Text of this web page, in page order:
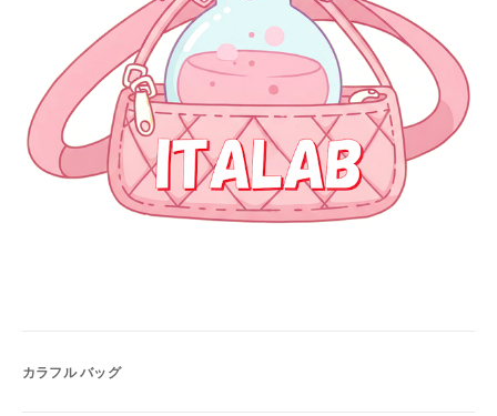
カラフル バッグ